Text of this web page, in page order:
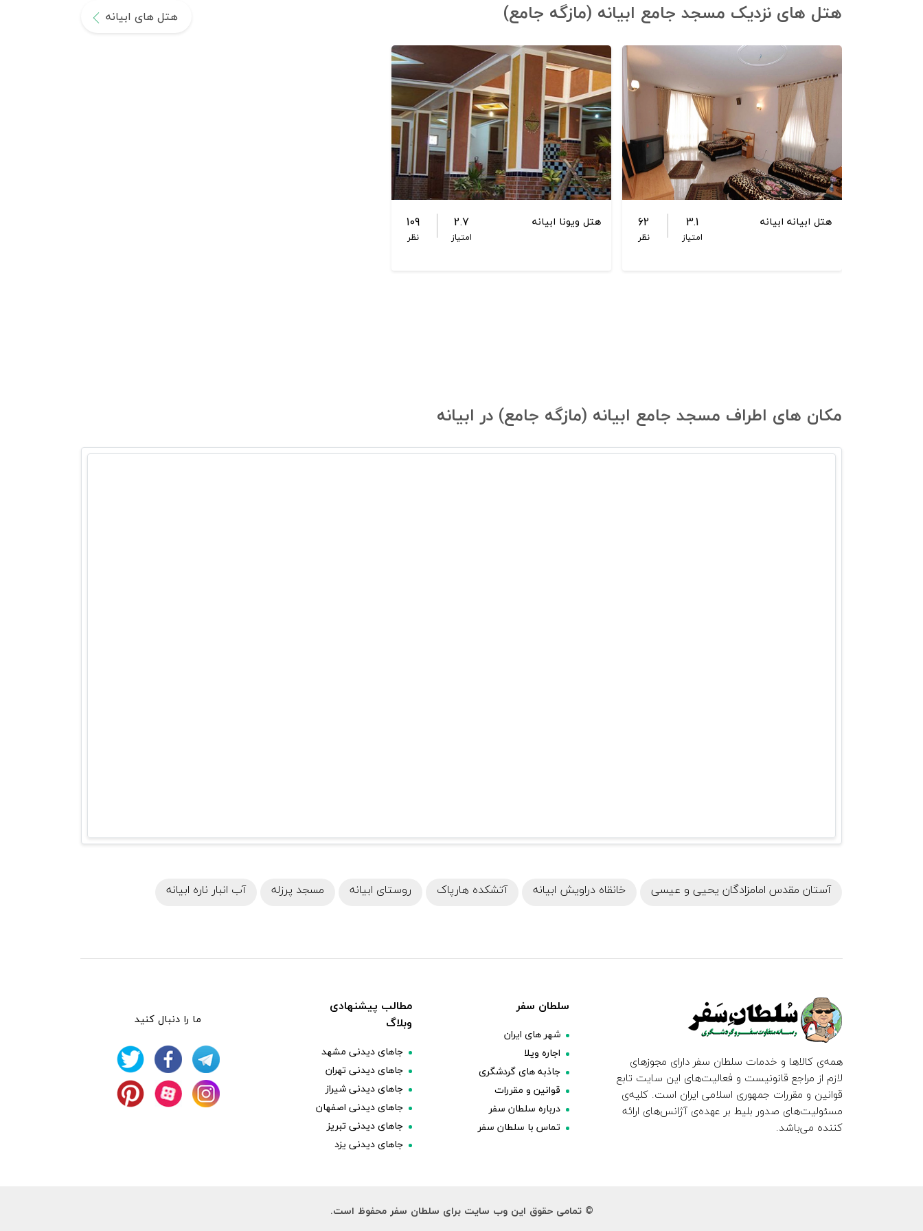
هتل های نزدیک مسجد جامع ابیانه (مازگه جامع) هتل های ابیانه
هتل ابیانه ابیانه 3.1
امتیاز
62
نظر
هتل ویونا ابیانه 2.7
امتیاز
109
نظر
مکان های اطراف مسجد جامع ابیانه (مازگه جامع) در ابیانه
آستان مقدس امامزادگان یحیی و عیسی خانقاه دراویش ابیانه آتشکده هارپاک روستای ابیانه مسجد پرزله آب انبار ناره ابیانه
همه‌ی کالاها و خدمات سلطان سفر دارای مجوزهای
لازم از مراجع قانونیست و فعالیت‌های این سایت تابع
قوانین و مقررات جمهوری اسلامی ایران است. کلیه‌ی
مسئولیت‌های صدور بلیط بر عهده‌ی آژانس‌های ارائه
کننده می‌باشد.
سلطان سفر
شهر های ایران
اجاره ویلا
جاذبه های گردشگری
قوانین و مقررات
درباره سلطان سفر
تماس با سلطان سفر
مطالب پیشنهادی
وبلاگ
جاهای دیدنی مشهد
جاهای دیدنی تهران
جاهای دیدنی شیراز
جاهای دیدنی اصفهان
جاهای دیدنی تبریز
جاهای دیدنی یزد
ما را دنبال کنید
© تمامی حقوق این وب سایت برای سلطان سفر محفوظ است.